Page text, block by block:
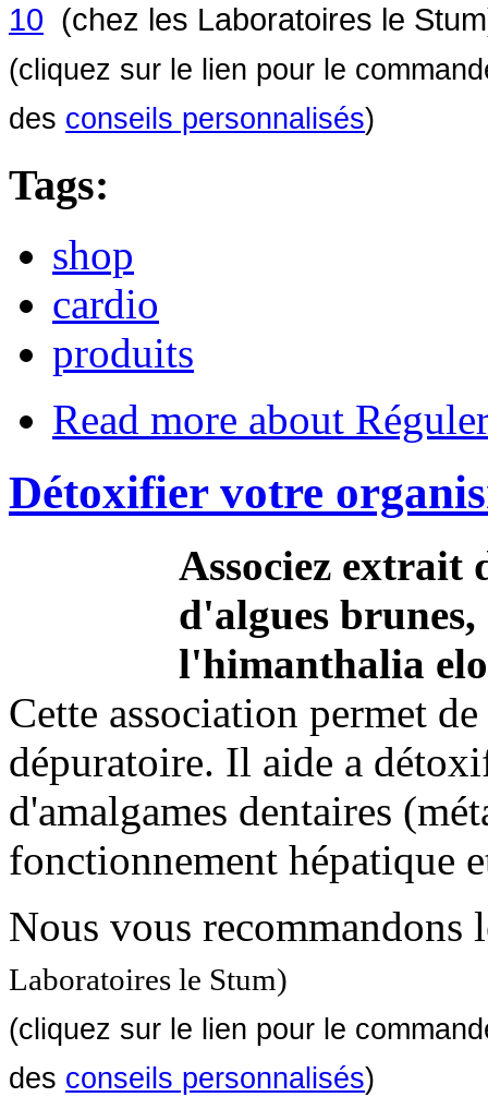
10 (chez les Laboratoires le
(cliquez sur le lien pour le
des conseils personnalisés)
Tags:
shop
cardio
produits
Read more about
Détoxifier votre
Associez extrait
d'algues
l'himanthalia
Cette association permet
dépuratoire. Il aide a
d'amalgames dentaires
fonctionnement hépatique
Nous vous
Laboratoires le Stum)
(cliquez sur le lien pour le
des conseils personnalisés)